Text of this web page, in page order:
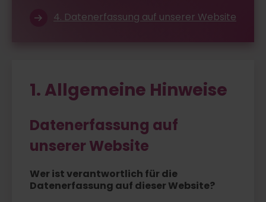
4. Datenerfassung auf unserer Website
1. Allgemeine Hinweise
Datenerfassung auf
unserer Website
Wer ist verantwortlich für die
Datenerfassung auf dieser Website?